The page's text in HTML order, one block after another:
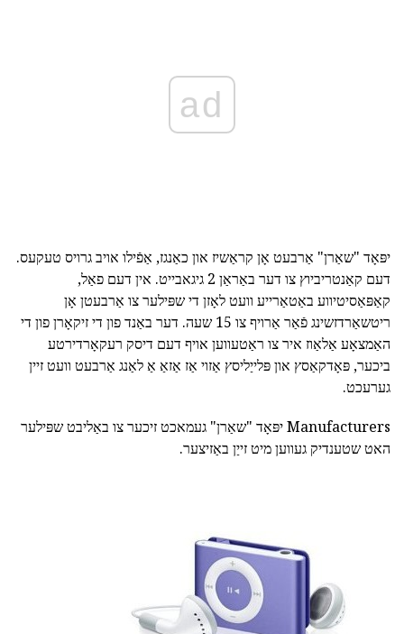
ad
יפּאָד "שאַרן" אַרבעט אָן קראַשיז און כאַנגז, אַפֿילו אויב גרויס טעקעס.
דעם קאַנטריביוץ צו דער באַראַן 2 גיגאבייט. אין דעם פאַל,
קאַפּאַסיטיווע באַטאַרייע וועט לאָזן די שפּילער צו אַרבעטן אָן
ריטשאַרדזשינג פֿאַר אַרויף צו 15 שעה. דער באַנד פון די זיקאָרן פון די
האַמצאָע אַלאַוז איר צו ראַטעווען אויף דעם דיסק רעקאָרדירטע
ביכער, פּאָדקאַסץ און פּלייַליסץ אַזוי אַז אַזאַ אַ לאַנג אַרבעט וועט זיין
גערעכט.
Manufacturers יפּאָד "שאַרן" געמאכט זיכער צו באַליבט שפּילער
האט שטענדיק געווען מיט זייַן באַזיצער.